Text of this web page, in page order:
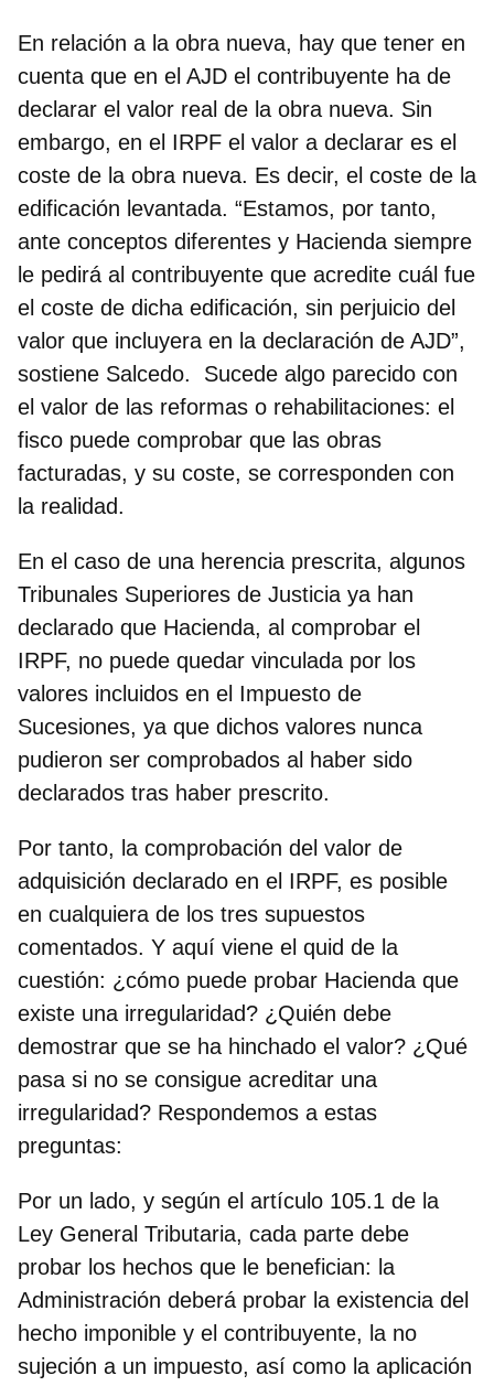
En relación a la obra nueva, hay que tener en
cuenta que en el AJD el contribuyente ha de
declarar el valor real de la obra nueva. Sin
embargo, en el IRPF el valor a declarar es el
coste de la obra nueva. Es decir, el coste de la
edificación levantada. “Estamos, por tanto,
ante conceptos diferentes y Hacienda siempre
le pedirá al contribuyente que acredite cuál fue
el coste de dicha edificación, sin perjuicio del
valor que incluyera en la declaración de AJD”,
sostiene Salcedo. Sucede algo parecido con
el valor de las reformas o rehabilitaciones: el
fisco puede comprobar que las obras
facturadas, y su coste, se corresponden con
la realidad.
En el caso de una herencia prescrita, algunos
Tribunales Superiores de Justicia ya han
declarado que Hacienda, al comprobar el
IRPF, no puede quedar vinculada por los
valores incluidos en el Impuesto de
Sucesiones, ya que dichos valores nunca
pudieron ser comprobados al haber sido
declarados tras haber prescrito.
Por tanto, la comprobación del valor de
adquisición declarado en el IRPF, es posible
en cualquiera de los tres supuestos
comentados. Y aquí viene el quid de la
cuestión: ¿cómo puede probar Hacienda que
existe una irregularidad? ¿Quién debe
demostrar que se ha hinchado el valor? ¿Qué
pasa si no se consigue acreditar una
irregularidad? Respondemos a estas
preguntas:
Por un lado, y según el artículo 105.1 de la
Ley General Tributaria, cada parte debe
probar los hechos que le benefician: la
Administración deberá probar la existencia del
hecho imponible y el contribuyente, la no
sujeción a un impuesto, así como la aplicación